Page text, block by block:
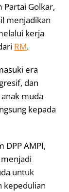
Partai Golkar,
menjadikan
kerja
RM.
era
dan
muda
kepada
DPP AMPI,
untuk
kepedulian